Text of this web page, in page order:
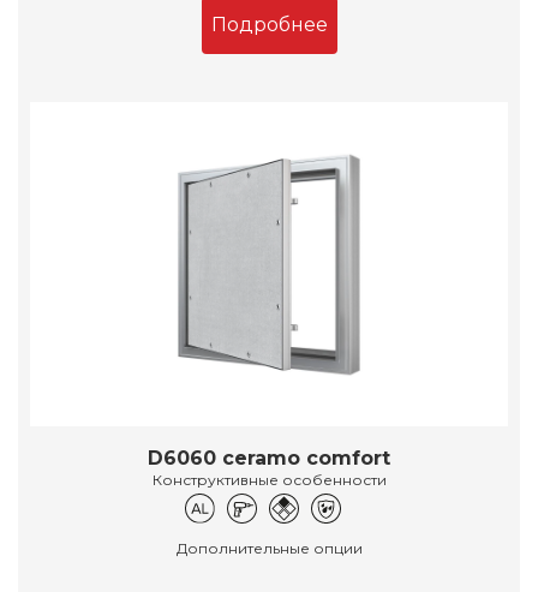
Подробнее
D6060 ceramo comfort
Конструктивные особенности
Дополнительные опции